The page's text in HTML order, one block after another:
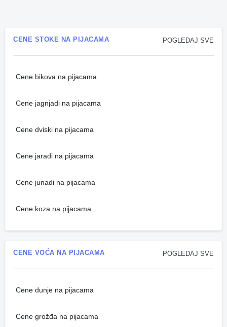
POGLEDAJ SVE
CENE STOKE NA PIJACAMA
Cene bikova na pijacama
Cene jagnjadi na pijacama
Cene dviski na pijacama
Cene jaradi na pijacama
Cene junadi na pijacama
Cene koza na pijacama
POGLEDAJ SVE
CENE VOĆA NA PIJACAMA
Cene dunje na pijacama
Cene grožđa na pijacama